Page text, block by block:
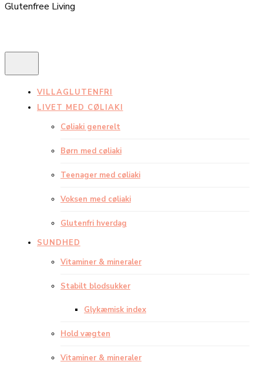
Glutenfree Living
VILLAGLUTENFRI
LIVET MED CØLIAKI
Cøliaki generelt
Børn med cøliaki
Teenager med cøliaki
Voksen med cøliaki
Glutenfri hverdag
SUNDHED
Vitaminer & mineraler
Stabilt blodsukker
Glykæmisk index
Hold vægten
Vitaminer & mineraler